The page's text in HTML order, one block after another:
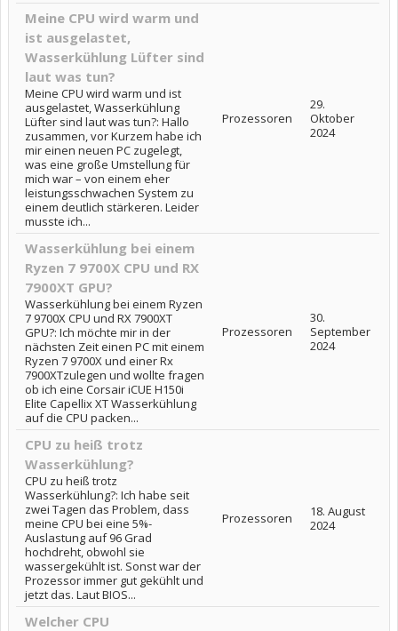
Meine CPU wird warm und
ist ausgelastet,
Wasserkühlung Lüfter sind
laut was tun?
Meine CPU wird warm und ist
ausgelastet, Wasserkühlung
Lüfter sind laut was tun?: Hallo
zusammen, vor Kurzem habe ich
mir einen neuen PC zugelegt,
was eine große Umstellung für
mich war – von einem eher
leistungsschwachen System zu
einem deutlich stärkeren. Leider
musste ich...
Prozessoren
29.
Oktober
2024
Wasserkühlung bei einem
Ryzen 7 9700X CPU und RX
7900XT GPU?
Wasserkühlung bei einem Ryzen
7 9700X CPU und RX 7900XT
GPU?: Ich möchte mir in der
nächsten Zeit einen PC mit einem
Ryzen 7 9700X und einer Rx
7900XTzulegen und wollte fragen
ob ich eine Corsair iCUE H150i
Elite Capellix XT Wasserkühlung
auf die CPU packen...
Prozessoren
30.
September
2024
CPU zu heiß trotz
Wasserkühlung?
CPU zu heiß trotz
Wasserkühlung?: Ich habe seit
zwei Tagen das Problem, dass
meine CPU bei eine 5%-
Auslastung auf 96 Grad
hochdreht, obwohl sie
wassergekühlt ist. Sonst war der
Prozessor immer gut gekühlt und
jetzt das. Laut BIOS...
Prozessoren
18. August
2024
Welcher CPU